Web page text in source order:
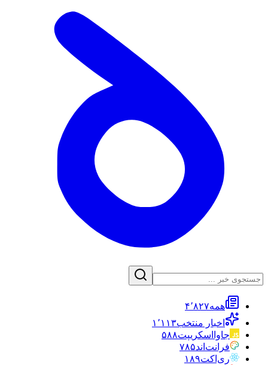
همه۴٬۸۲۷
اخبار منتخب۱٬۱۱۳
جاوااسکریپت۵۸۸
فرانت‌اند۷۸۵
ری‌اکت۱۸۹